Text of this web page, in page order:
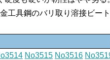
工具鋼のバリ取り溶接ビー
No3515 No3516